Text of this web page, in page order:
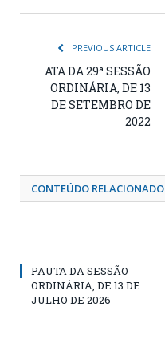
PREVIOUS ARTICLE
ATA DA 29ª SESSÃO
ORDINÁRIA, DE 13
DE SETEMBRO DE
2022
CONTEÚDO RELACIONADO
PAUTA DA SESSÃO
ORDINÁRIA, DE 13 DE
JULHO DE 2026